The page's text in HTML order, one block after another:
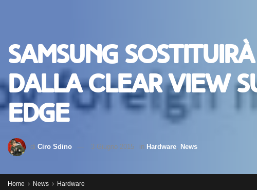
Samsung
dalla Clear View
Edge
di Ciro Sdino 3 Giugno 2015 in Hardware News
Home News Hardware